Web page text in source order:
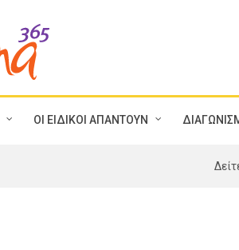
ΟΙ ΕΙΔΙΚΟΙ ΑΠΑΝΤΟΥΝ